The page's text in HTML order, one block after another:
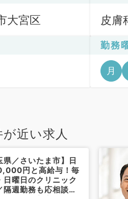
大宮区 皮膚
勤務
月
近い求人
県／さいたま市】日
円と高給与！毎
日曜日のクリニック
隔週勤務も応相談で